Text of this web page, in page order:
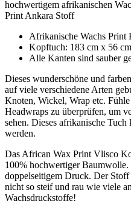
hochwertigem afrikanischen
Print Ankara Stoff
Afrikanische Wachs Print
Kopftuch: 183 cm x 56
Alle Kanten sind sauber
Dieses wunderschöne und
auf viele verschiedene Arten
Knoten, Wickel, Wrap etc.
Headwraps zu überprüfen, um
sehen. Dieses afrikanische Tuch
werden.
Das African Wax Print Vlisco
100% hochwertiger
doppelseitigem Druck. Der
nicht so steif und rau wie viele
Wachsdruckstoffe!